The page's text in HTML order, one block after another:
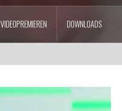
VIDEOPREMIEREN DOWNLOADS